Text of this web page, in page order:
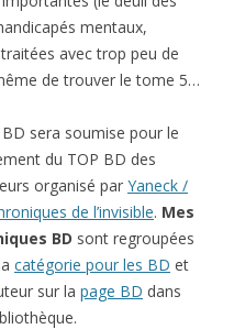
mentaux,
avec trop peu de
de trouver le tome 5…
sera soumise pour le
du TOP BD des
organisé par Yaneck /
de l’invisible. Mes
BD sont regroupées
catégorie pour les BD et
sur la page BD dans